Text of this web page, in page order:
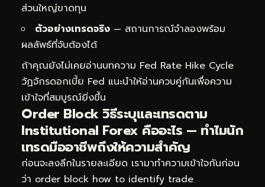
ส่วนใหญ่ขาดทุน
ตัวอย่างเทรดจริง — สถานการณ์จำลองพร้อม
ผลลัพธ์ที่จับต้องได้
ถ้าคุณยังไม่เคยอ่านบทความ Fed Rate Hike Cycle
วัฏจักรดอกเบี้ย Fed แนะนำให้อ่านควบคู่กันเพื่อความ
เข้าใจที่สมบูรณ์ยิ่งขึ้น
Order Block วิธีระบุและเทรดตาม
Institutional Forex คืออะไร — ทำไมนัก
เทรดมืออาชีพถึงให้ความสำคัญ
ก่อนจะลงลึกในรายละเอียด เรามาทำความเข้าใจกันก่อน
ว่า order block how to identify trade